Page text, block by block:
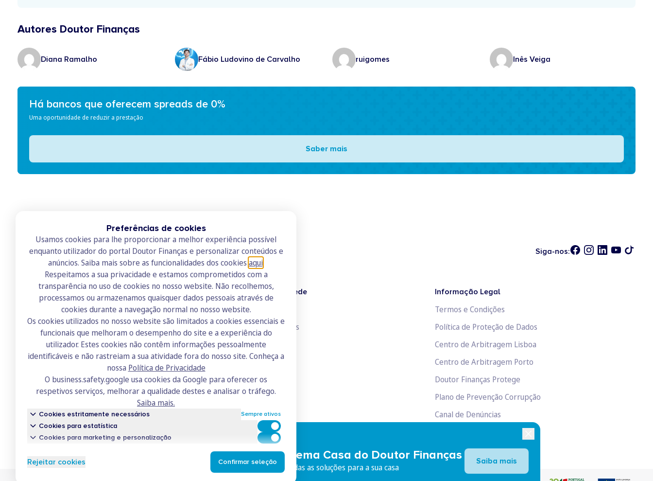
Autores Doutor Finanças
Diana Ramalho Fábio Ludovino de Carvalho ruigomes Inês Veiga
Há bancos que oferecem spreads de 0%
Uma oportunidade de reduzir a prestação
Saber mais
Preferências de cookies
Usamos cookies para lhe proporcionar a melhor experiência possível
enquanto utilizador do portal Doutor Finanças e personalizar conteúdos e
anúncios. Saiba mais sobre as funcionalidades dos cookies aqui
Respeitamos a sua privacidade e estamos comprometidos com a
transparência no uso de cookies no nosso website. Não recolhemos,
processamos ou armazenamos quaisquer dados pessoais através de
cookies durante a navegação normal no nosso website.
Os cookies utilizados no nosso website são limitados a cookies essenciais e
funcionais que melhoram o desempenho do site e a experiência do
utilizador. Estes cookies não contêm informações pessoalmente
identificáveis e não rastreiam a sua atividade fora do nosso site. Conheça a
nossa Política de Privacidade
O business.safety.google usa cookies da Google para oferecer os
respetivos serviços, melhorar a qualidade destes e analisar o tráfego.
Saiba mais.
Cookies estritamente necessários Sempre ativos
Cookies para estatística Cookies para estatística
Cookies para marketing e personalização Cookies para marketing e personalização
Rejeitar cookies Confirmar seleção
Conheça o Ecossistema Casa do Doutor Finanças
Um serviço integrado, com todas as soluções para a sua casa
Saiba mais
Siga-nos:
Doutor Finanças
Contactos
Recrutamento
Academia
Doutor Finanças Rede
Junte-se à Rede
Consulte todos os ICs
Informação Legal
Termos e Condições
Política de Proteção de Dados
Centro de Arbitragem Lisboa
Centro de Arbitragem Porto
Doutor Finanças Protege
Plano de Prevenção Corrupção
Canal de Denúncias